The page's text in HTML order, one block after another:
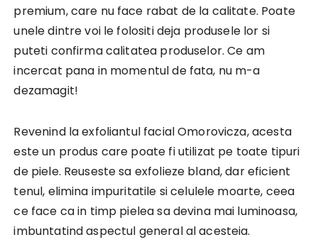
premium, care nu face rabat de la calitate. Poate
unele dintre voi le folositi deja produsele lor si
puteti confirma calitatea produselor. Ce am
incercat pana in momentul de fata, nu m-a
dezamagit!
Revenind la exfoliantul facial Omorovicza, acesta
este un produs care poate fi utilizat pe toate tipuri
de piele. Reuseste sa exfolieze bland, dar eficient
tenul, elimina impuritatile si celulele moarte, ceea
ce face ca in timp pielea sa devina mai luminoasa,
imbuntatind aspectul general al acesteia.